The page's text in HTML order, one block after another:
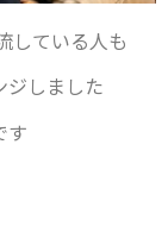
している人も
ジしました
す